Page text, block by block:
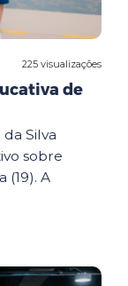
225 visualizações
de
Silva
sobre
(19). A